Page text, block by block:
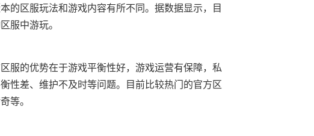
的区服玩法和游戏内容有所不同。据数据显示，目
服中游玩。
服的优势在于游戏平衡性好，游戏运营有保障，私
性差、维护不及时等问题。目前比较热门的官方区
等。